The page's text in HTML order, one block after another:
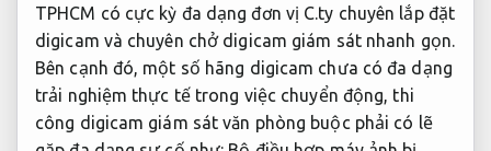
TPHCM có cực kỳ đa dạng đơn vị C.ty chuyên lắp đặt
digicam và chuyên chở digicam giám sát nhanh gọn.
Bên cạnh đó, một số hãng digicam chưa có đa dạng
trải nghiệm thực tế trong việc chuyển động, thi
công digicam giám sát văn phòng buộc phải có lẽ